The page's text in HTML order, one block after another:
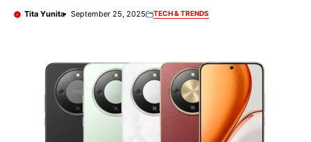
Tita Yunita September 25, 2025 TECH & TRENDS